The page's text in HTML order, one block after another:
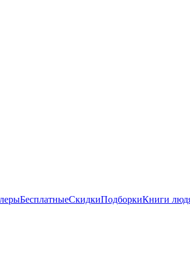
БесплатныеСкидкиПодборкиКниги